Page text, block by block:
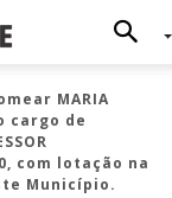
MARIA
cargo de
com lotação na
Município.